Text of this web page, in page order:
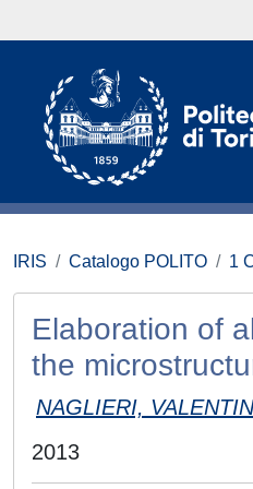
IRIS Catalogo POLITO 1
Elaboration of
the
NAGLIERI,
2013